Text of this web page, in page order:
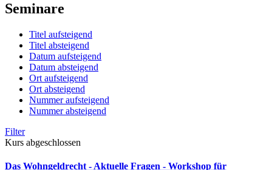
Seminare
Titel aufsteigend
Titel absteigend
Datum aufsteigend
Datum absteigend
Ort aufsteigend
Ort absteigend
Nummer aufsteigend
Nummer absteigend
Filter
Kurs abgeschlossen
Das Wohngeldrecht - Aktuelle Fragen - Workshop für